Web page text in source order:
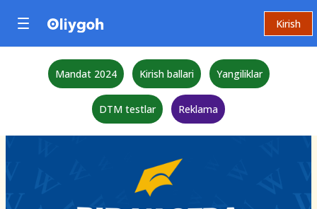
Kirish
Mandat 2024 Kirish ballari Yangiliklar
DTM testlar Reklama